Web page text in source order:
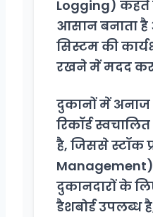
Logging) कहते
आसान बनाता
सिस्टम की
रखने में मदद
दुकानों में अनाज
रिकॉर्ड
है, जिससे स्टॉक
Management)
दुकानदारों के
डैशबोर्ड उपलब्ध